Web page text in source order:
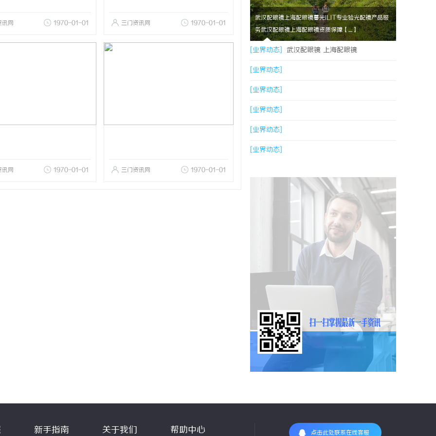
讯网 1970-01-01 三门资讯网 1970-01-01
讯网 1970-01-01 三门资讯网 1970-01-01
武汉配眼镜上海配眼镜暮光ILIT专业验光配镜产品服
务武汉配眼镜上海配眼镜资质保障【....】
[业界动态] 武汉配眼镜 上海配眼镜
[业界动态]
[业界动态]
[业界动态]
[业界动态]
[业界动态]
新手指南 关于我们 帮助中心 点击此处联系在线客服